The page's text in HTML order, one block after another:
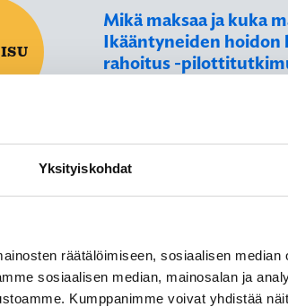
Yksityiskohdat
räätälöimiseen, sosiaalisen
sosiaalisen median, mainosalan ja
Kumppanimme voivat yhdistää
Mikä maksaa ja kuka
Ikääntyneiden hoidon
rahoitus -
Ikääntyneiden hoito ja
erilaisia kustannuksia, joista
erilaiset kustannukset tulisi
voitaisiin taata ihmisille
Tässä pilottitutkimuksessa
kehittää ja kokeilla
arvioida ikääntyneiden